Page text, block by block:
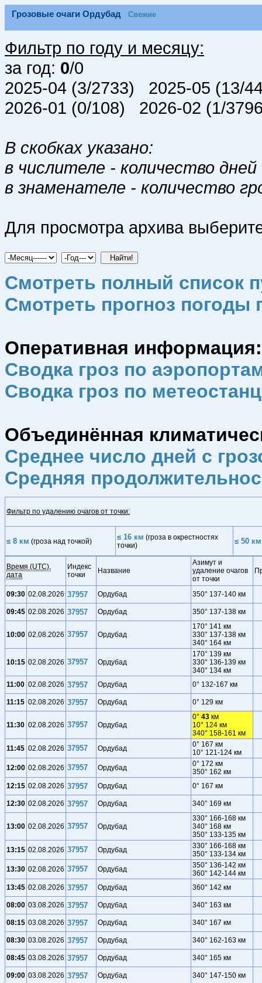
Грозовые очаги Ордубад Свежие
Фильтр по году и месяцу:
за год: 0/0
2025-04 (3/2733) 2025-05 (13/
2026-01 (0/108) 2026-02 (1/
В скобках указано:
в числителе - количество
в знаменателе - количество
Для просмотра архива
Смотреть полный список
Смотреть прогноз погоды
Оперативная информация:
Сводка гроз по
Сводка гроз по
Объединённая
Среднее число дней с
Средняя
Фильтр по удалению очагов от точки:
≤ 8 км (гроза над точкой) ≤ 16 км (гроза в окрестностях
точки)
≤ 50 км
Время (UTC),
дата
Индекс
точки
Название
Азимут и
удаление очагов
от точки
09:30 02.08.2026 37957 Ордубад 350° 137-140 км
09:45 02.08.2026 37957 Ордубад 350° 137-138 км
10:00 02.08.2026 37957 Ордубад
170° 141 км
330° 137-138 км
340° 164 км
10:15 02.08.2026 37957 Ордубад
170° 139 км
330° 136-139 км
340° 134 км
11:00 02.08.2026 37957 Ордубад 0° 132-167 км
11:15 02.08.2026 37957 Ордубад 0° 129 км
11:30 02.08.2026 37957 Ордубад
0° 43 км
10° 124 км
340° 158-161 км
11:45 02.08.2026 37957 Ордубад
0° 167 км
10° 121-124 км
12:00 02.08.2026 37957 Ордубад
0° 172 км
350° 162 км
12:15 02.08.2026 37957 Ордубад 0° 167 км
12:30 02.08.2026 37957 Ордубад 340° 169 км
13:00 02.08.2026 37957 Ордубад
330° 166-168 км
340° 168 км
350° 133-135 км
13:15 02.08.2026 37957 Ордубад
330° 166-168 км
350° 133-134 км
13:30 02.08.2026 37957 Ордубад
350° 136-142 км
360° 142-144 км
13:45 02.08.2026 37957 Ордубад 360° 142 км
08:00 03.08.2026 37957 Ордубад 340° 163 км
08:15 03.08.2026 37957 Ордубад 340° 167 км
08:30 03.08.2026 37957 Ордубад 340° 162-163 км
08:45 03.08.2026 37957 Ордубад 340° 165 км
09:00 03.08.2026 37957 Ордубад 340° 147-150 км